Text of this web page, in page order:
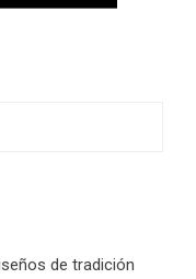
de tradición